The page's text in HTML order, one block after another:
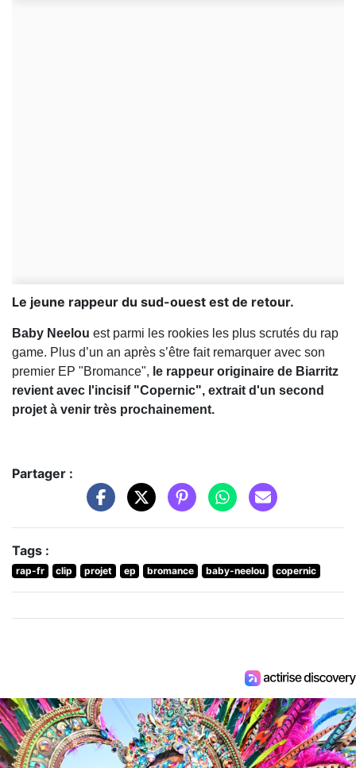
Le jeune rappeur du sud-ouest est de retour.
Baby Neelou est parmi les rookies les plus scrutés du rap
game. Plus d’un an après s’être fait remarquer avec son
premier EP "Bromance", le rappeur originaire de Biarritz
revient avec l'incisif "Copernic", extrait d'un second
projet à venir très prochainement.
Partager :
Tags :
rap-fr clip projet ep bromance baby-neelou copernic